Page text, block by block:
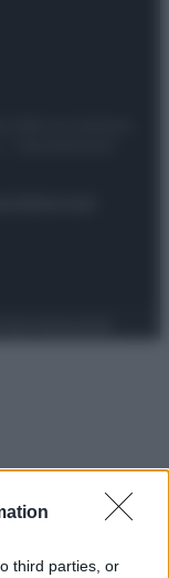
third parties, or